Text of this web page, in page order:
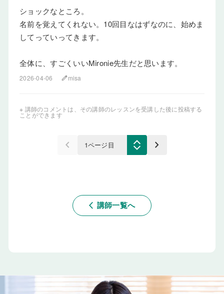
ショックなところ。
名前を覚えてくれない。10回目なはずなのに、始めま
してっていってきます。
全体に、すごくいいMironie先生だと思います。
2026-04-06 editmisa
※ 講師のコメントは、その講師のレッスンを受講した後に投稿する
ことができます
keyboard_arrow_left keyboard_arrow_right
arrow_back_ios 講師一覧へ